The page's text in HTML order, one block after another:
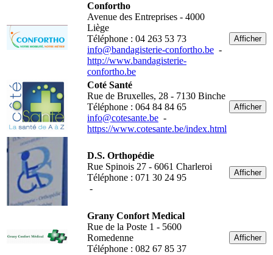
Confortho
Avenue des Entreprises - 4000
Liège
Téléphone : 04 263 53 73
info@bandagisterie-confortho.be -
http://www.bandagisterie-
confortho.be
Afficher
Coté Santé
Rue de Bruxelles, 28 - 7130 Binche
Téléphone : 064 84 84 65
info@cotesante.be -
https://www.cotesante.be/index.html
Afficher
D.S. Orthopédie
Rue Spinois 27 - 6061 Charleroi
Téléphone : 071 30 24 95
-
Afficher
Grany Confort Medical
Rue de la Poste 1 - 5600
Romedenne
Téléphone : 082 67 85 37
Afficher